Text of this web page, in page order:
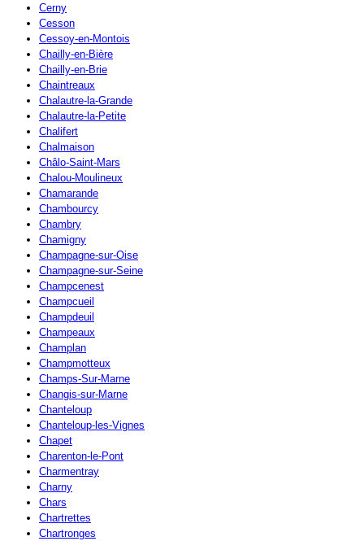
Cerny
Cesson
Cessoy-en-Montois
Chailly-en-Bière
Chailly-en-Brie
Chaintreaux
Chalautre-la-Grande
Chalautre-la-Petite
Chalifert
Chalmaison
Châlo-Saint-Mars
Chalou-Moulineux
Chamarande
Chambourcy
Chambry
Chamigny
Champagne-sur-Oise
Champagne-sur-Seine
Champcenest
Champcueil
Champdeuil
Champeaux
Champlan
Champmotteux
Champs-Sur-Marne
Changis-sur-Marne
Chanteloup
Chanteloup-les-Vignes
Chapet
Charenton-le-Pont
Charmentray
Charny
Chars
Chartrettes
Chartronges